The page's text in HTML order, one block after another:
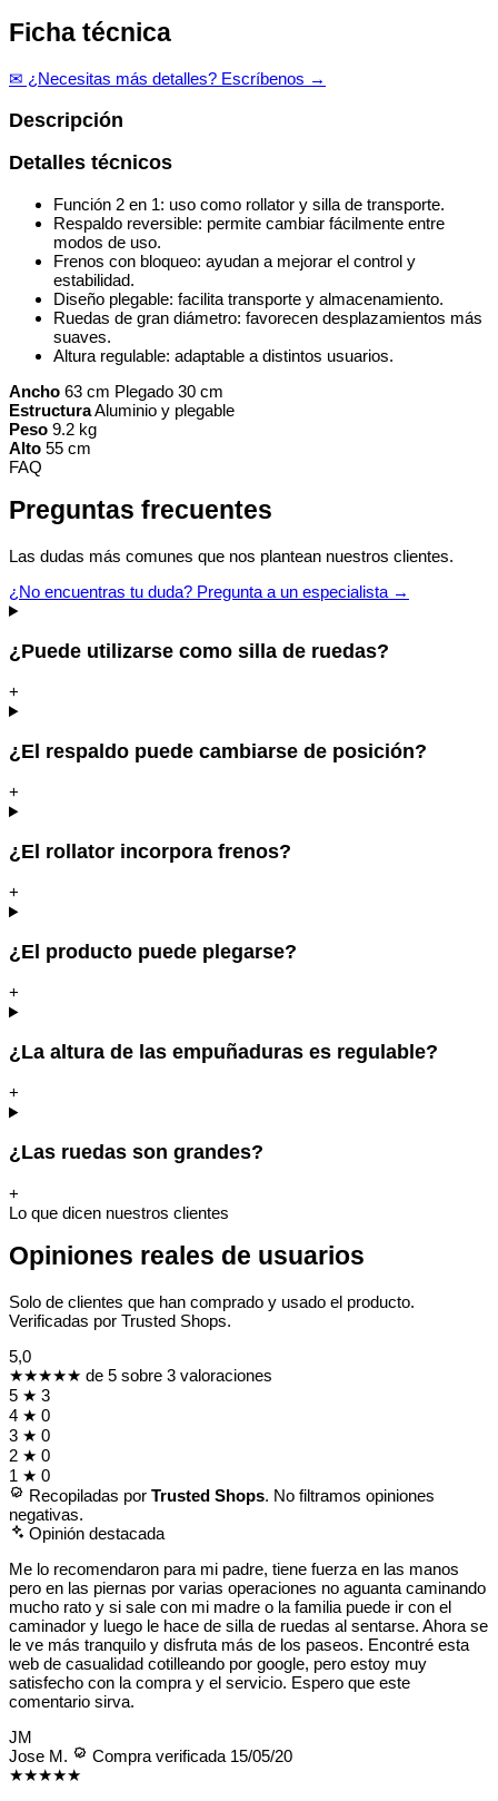
Ficha técnica
✉ ¿Necesitas más detalles? Escríbenos →
Descripción
Detalles técnicos
Función 2 en 1: uso como rollator y silla de transporte.
Respaldo reversible: permite cambiar fácilmente entre
modos de uso.
Frenos con bloqueo: ayudan a mejorar el control y
estabilidad.
Diseño plegable: facilita transporte y almacenamiento.
Ruedas de gran diámetro: favorecen desplazamientos más
suaves.
Altura regulable: adaptable a distintos usuarios.
Ancho 63 cm Plegado 30 cm
EstructuraAluminio y plegable
Peso 9.2 kg
Alto 55 cm
FAQ
Preguntas frecuentes
Las dudas más comunes que nos plantean nuestros clientes.
¿No encuentras tu duda? Pregunta a un especialista →
¿Puede utilizarse como silla de ruedas?
+
¿El respaldo puede cambiarse de posición?
+
¿El rollator incorpora frenos?
+
¿El producto puede plegarse?
+
¿La altura de las empuñaduras es regulable?
+
¿Las ruedas son grandes?
+
Lo que dicen nuestros clientes
Opiniones reales de usuarios
Solo de clientes que han comprado y usado el producto.
Verificadas por Trusted Shops.
5,0
★★★★★ de 5 sobre 3 valoraciones
5 ★ 3
4 ★ 0
3 ★ 0
2 ★ 0
1 ★ 0
Recopiladas por Trusted Shops. No filtramos opiniones
negativas.
Opinión destacada
Me lo recomendaron para mi padre, tiene fuerza en las manos
pero en las piernas por varias operaciones no aguanta caminando
mucho rato y si sale con mi madre o la familia puede ir con el
caminador y luego le hace de silla de ruedas al sentarse. Ahora se
le ve más tranquilo y disfruta más de los paseos. Encontré esta
web de casualidad cotilleando por google, pero estoy muy
satisfecho con la compra y el servicio. Espero que este
comentario sirva.
JM
Jose M.
Compra verificada 15/05/20
★★★★★